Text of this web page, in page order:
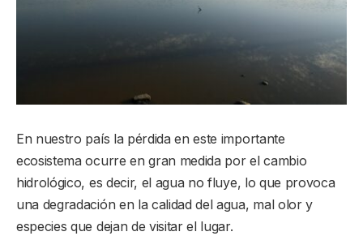
En nuestro país la pérdida en este importante
ecosistema ocurre en gran medida por el cambio
hidrológico, es decir, el agua no fluye, lo que provoca
una degradación en la calidad del agua, mal olor y
especies que dejan de visitar el lugar.